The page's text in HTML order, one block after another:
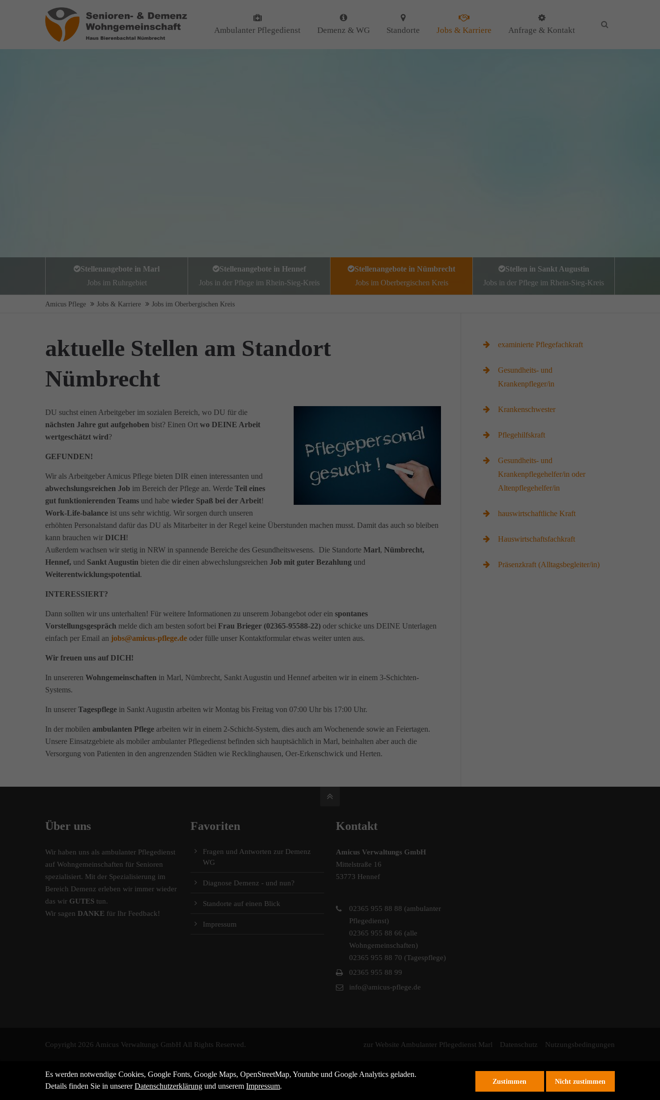
Login Über uns Kontakt
Ambulanter Pflegedienst Demenz & WG Standorte Jobs & Karriere Anfrage & Kontakt
Stellenangebote in Marl
Jobs im Ruhrgebiet
Stellenangebote in Hennef
Jobs in der Pflege im Rhein-Sieg-Kreis
Stellenangebote in Nümbrecht
Jobs im Oberbergischen Kreis
Stellen in Sankt Augustin
Jobs in der Pflege im Rhein-Sieg-Kreis
Amicus Pflege Jobs & Karriere Jobs im Oberbergischen Kreis
aktuelle Stellen am Standort
Nümbrecht
DU suchst einen Arbeitgeber im sozialen Bereich, wo DU für die
nächsten Jahre gut aufgehoben bist? Einen Ort wo DEINE Arbeit
wertgeschätzt wird?
GEFUNDEN!
Wir als Arbeitgeber Amicus Pflege bieten DIR einen interessanten und
abwechslungsreichen Job im Bereich der Pflege an. Werde Teil eines
gut funktionierenden Teams und habe wieder Spaß bei der Arbeit!
Work-Life-balance ist uns sehr wichtig. Wir sorgen durch unseren
erhöhten Personalstand dafür das DU als Mitarbeiter in der Regel keine Überstunden machen musst. Damit das auch so bleiben
kann brauchen wir DICH!
Außerdem wachsen wir stetig in NRW in spannende Bereiche des Gesundheitswesens. Die Standorte Marl, Nümbrecht,
Hennef, und Sankt Augustin bieten die dir einen abwechslungsreichen Job mit guter Bezahlung und
Weiterentwicklungspotential.
INTERESSIERT?
Dann sollten wir uns unterhalten! Für weitere Informationen zu unserem Jobangebot oder ein spontanes
Vorstellungsgespräch melde dich am besten sofort bei Frau Brieger (02365-95588-22) oder schicke uns DEINE Unterlagen
einfach per Email an jobs@amicus-pflege.de oder fülle unser Kontaktformular etwas weiter unten aus.
Wir freuen uns auf DICH!
In unsereren Wohngemeinschaften in Marl, Nümbrecht, Sankt Augustin und Hennef arbeiten wir in einem 3-Schichten-
Systems.
In unserer Tagespflege in Sankt Augustin arbeiten wir Montag bis Freitag von 07:00 Uhr bis 17:00 Uhr.
In der mobilen ambulanten Pflege arbeiten wir in einem 2-Schicht-System, dies auch am Wochenende sowie an Feiertagen.
Unsere Einsatzgebiete als mobiler ambulanter Pflegedienst befinden sich hauptsächlich in Marl, beinhalten aber auch die
Versorgung von Patienten in den angrenzenden Städten wie Recklinghausen, Oer-Erkenschwick und Herten.
examinierte Pflegefachkraft
Gesundheits- und
Krankenpfleger/in
Krankenschwester
Pflegehilfskraft
Gesundheits- und
Krankenpflegehelfer/in oder
Altenpflegehelfer/in
hauswirtschaftliche Kraft
Hauswirtschaftsfachkraft
Präsenzkraft (Alltagsbegleiter/in)
Über uns
Wir haben uns als ambulanter Pflegedienst
auf Wohngemeinschaften für Senioren
spezialisiert. Mit der Spezialisierung im
Bereich Demenz erleben wir immer wieder
das wir GUTES tun.
Wir sagen DANKE für Ihr Feedback!
Favoriten
Fragen und Antworten zur Demenz
WG
Diagnose Demenz - und nun?
Standorte auf einen Blick
Impressum
Kontakt
Amicus Verwaltungs GmbH
Mittelstraße 16
53773 Hennef
02365 955 88 88 (ambulanter
Pflegedienst)
02365 955 88 66 (alle
Wohngemeinschaften)
02365 955 88 70 (Tagespflege)
02365 955 88 99
info@amicus-pflege.de
Copyright 2026 Amicus Verwaltungs GmbH All Rights Reserved. zur Website Ambulanter Pflegedienst Marl Datenschutz Nutzungsbedingungen
Es werden notwendige Cookies, Google Fonts, Google Maps, OpenStreetMap, Youtube und Google Analytics geladen.
Details finden Sie in unsererDatenschutzerklärung und unseremImpressum.
Zustimmen Nicht zustimmen